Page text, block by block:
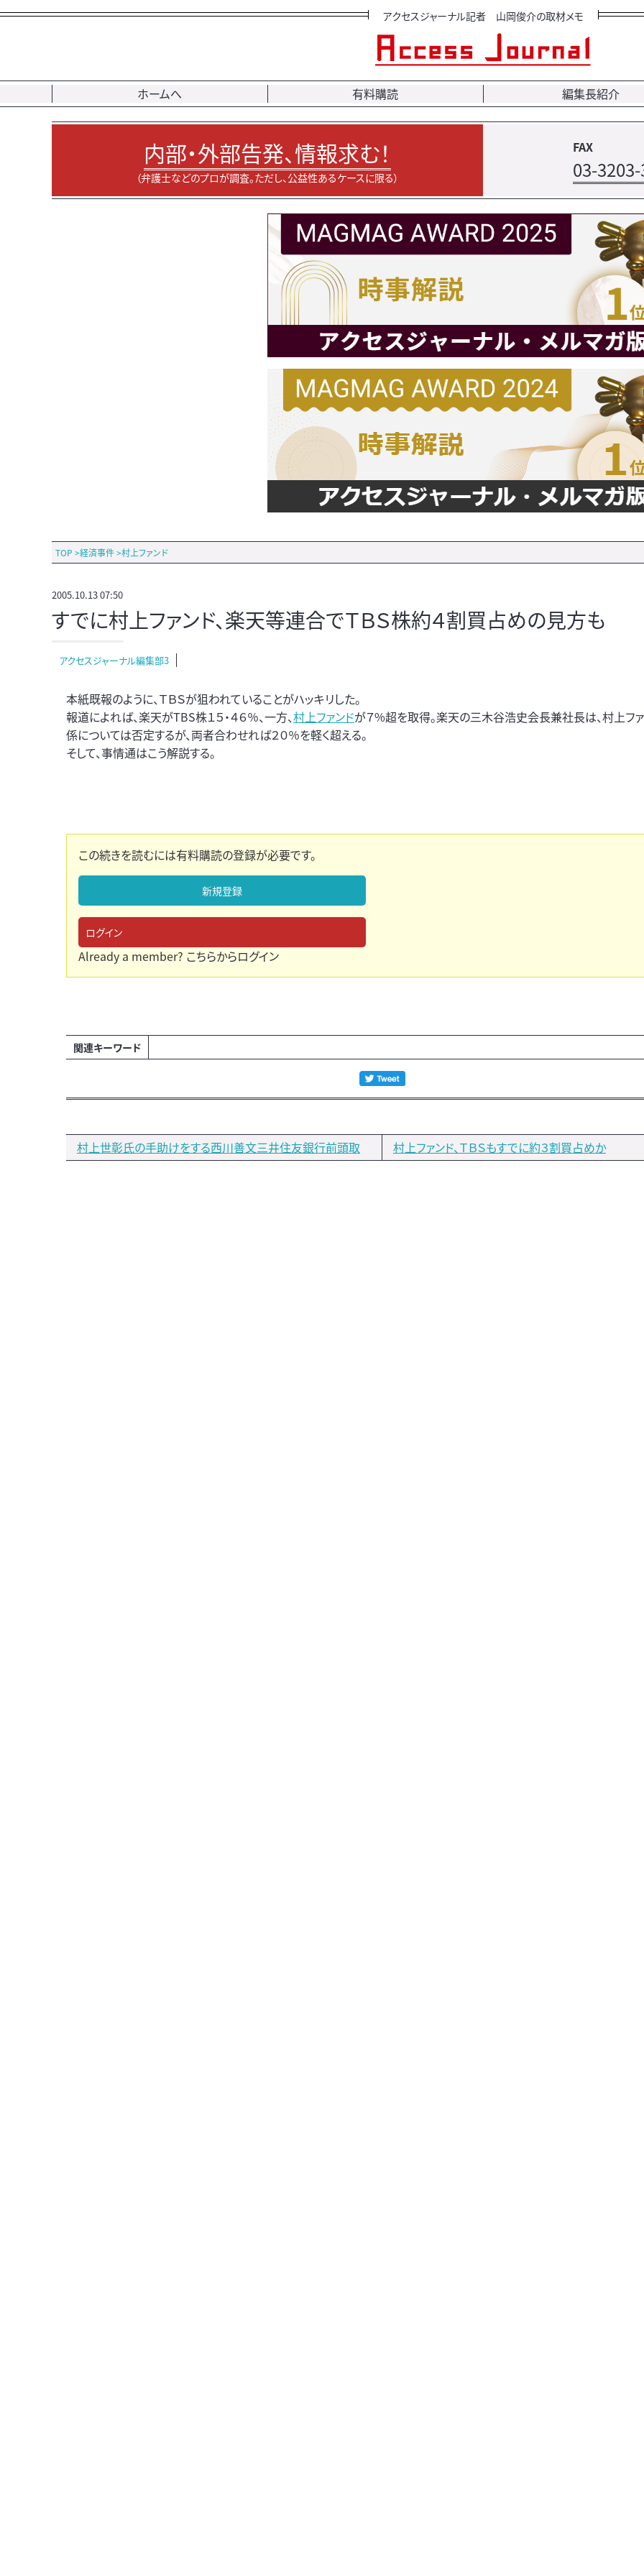
アクセスジャーナル記者 山岡俊介の取材メモ
ホームへ 有料購読 編集長紹介
内部・外部告発、情報求む！
（弁護士などのプロが調査。ただし、公益性あるケースに限る）
FAX
03-
TOP >経済事件>村上ファンド
2005.10.13 07:50
すでに村上ファンド、楽天等連合でＴＢＳ株約４割買占めの見方も
アクセスジャーナル編集部3
本紙既報のように、ＴＢＳが狙われていることがハッキリした。
報道によれば、楽天がTBS株１５・４６％、一方、村上ファンドが７%超を取得。楽天の三木谷浩史会長兼社長は、村上フ
係については否定するが、両者合わせれば２０％を軽く超える。
そして、事情通はこう解説する。
この続きを読むには有料購読の登録が必要です。
新規登録
ログイン
Already a member? こちらからログイン
関連キーワード
村上世彰氏の手助けをする西川善文三井住友銀行前頭取 村上ファンド、ＴＢＳもすでに約３割買占めか